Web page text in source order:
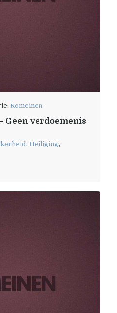
Romeinen
Geen verdoemenis
,Heiliging,